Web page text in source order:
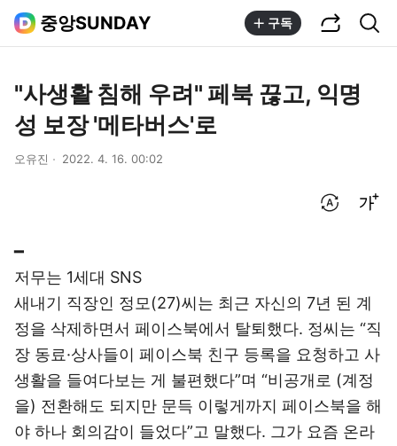
중앙SUNDAY 구독
"사생활 침해 우려" 페북 끊고, 익명
성 보장 '메타버스'로
오유진 2022. 4. 16. 00:02
━
저무는 1세대 SNS
새내기 직장인 정모(27)씨는 최근 자신의 7년 된 계
정을 삭제하면서 페이스북에서 탈퇴했다. 정씨는 “직
장 동료·상사들이 페이스북 친구 등록을 요청하고 사
생활을 들여다보는 게 불편했다”며 “비공개로 (계정
을) 전환해도 되지만 문득 이렇게까지 페이스북을 해
야 하나 회의감이 들었다”고 말했다. 그가 요즘 온라